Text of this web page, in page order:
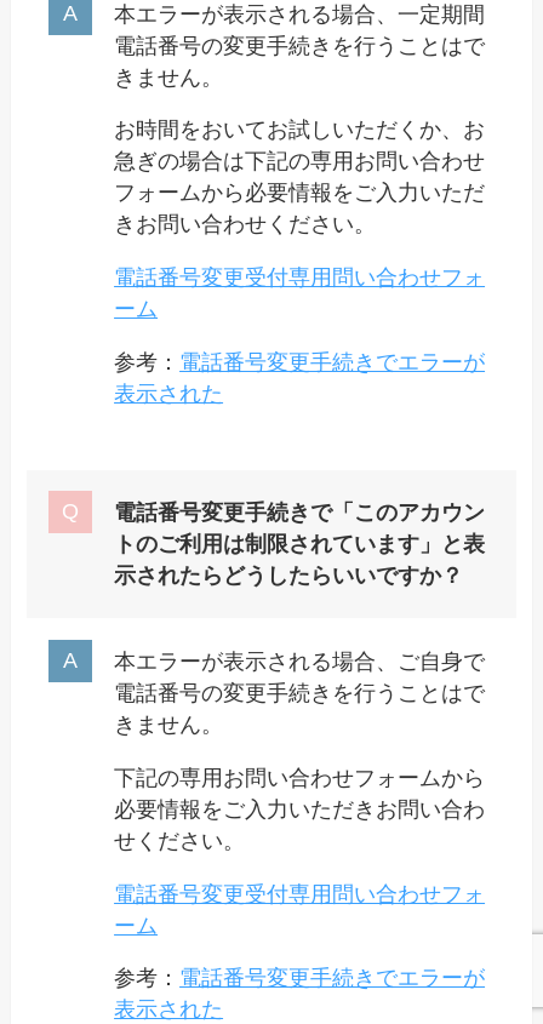
本エラーが表示される場合、一定期間
電話番号の変更手続きを行うことはで
きません。
お時間をおいてお試しいただくか、お
急ぎの場合は下記の専用お問い合わせ
フォームから必要情報をご入力いただ
きお問い合わせください。
電話番号変更受付専用問い合わせフォ
ーム
参考： 電話番号変更手続きでエラーが
表示された
電話番号変更手続きで「 このアカウン
トのご利用は制限されています」と表
示された らどうしたらいいですか？
本エラーが表示される場合、ご自身で
電話番号の変更手続きを行うことはで
きません。
下記の専用お問い合わせフォームから
必要情報をご入力いただきお問い合わ
せください。
電話番号変更受付専用問い合わせフォ
ーム
参考： 電話番号変更手続きでエラーが
表示された